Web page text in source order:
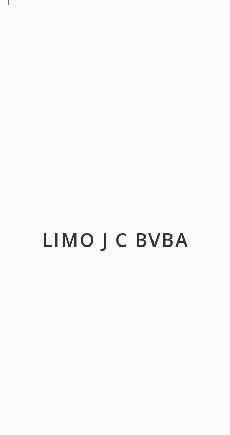
LIMO J C BVBA